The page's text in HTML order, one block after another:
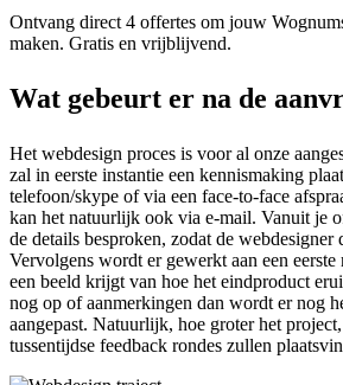
Ontvang direct 4 offertes om jouw
maken. Gratis en vrijblijvend.
Wat gebeurt er na de
Het webdesign proces is voor al onze
zal in eerste instantie een kennismaking
telefoon/skype of via een face-to-face
kan het natuurlijk ook via e-mail. Vanuit je
de details besproken, zodat de
Vervolgens wordt er gewerkt aan een
een beeld krijgt van hoe het eindproduct
nog op of aanmerkingen dan wordt er nog
aangepast. Natuurlijk, hoe groter het
tussentijdse feedback rondes zullen